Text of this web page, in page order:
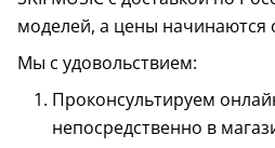
моделей, а цены начинаются
Мы с удовольствием:
Проконсультируем
непосредственно в